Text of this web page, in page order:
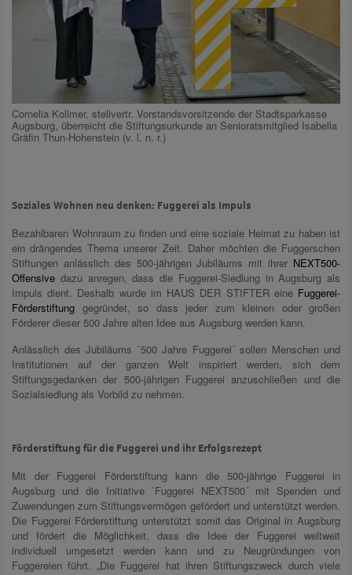
Cornelia Kollmer, stellvertr. Vorstandsvorsitzende der Stadtsparkasse
Augsburg, überreicht die Stiftungsurkunde an Senioratsmitglied Isabella
Gräfin Thun-Hohenstein (v. l. n. r.)
Soziales Wohnen neu denken: Fuggerei als Impuls
Bezahlbaren Wohnraum zu finden und eine soziale Heimat zu haben ist
ein drängendes Thema unserer Zeit. Daher möchten die Fuggerschen
Stiftungen anlässlich des 500-jährigen Jubiläums mit ihrer NEXT500-
Offensive dazu anregen, dass die Fuggerei-Siedlung in Augsburg als
Impuls dient. Deshalb wurde im HAUS DER STIFTER eine Fuggerei-
Förderstiftung gegründet, so dass jeder zum kleinen oder großen
Förderer dieser 500 Jahre alten Idee aus Augsburg werden kann.
Anlässlich des Jubiläums `500 Jahre Fuggerei´ sollen Menschen und
Institutionen auf der ganzen Welt inspiriert werden, sich dem
Stiftungsgedanken der 500-jährigen Fuggerei anzuschließen und die
Sozialsiedlung als Vorbild zu nehmen.
Förderstiftung für die Fuggerei und ihr Erfolgsrezept
Mit der Fuggerei Förderstiftung kann die 500-jährige Fuggerei in
Augsburg und die Initiative `Fuggerei NEXT500´ mit Spenden und
Zuwendungen zum Stiftungsvermögen gefördert und unterstützt werden.
Die Fuggerei Förderstiftung unterstützt somit das Original in Augsburg
und fördert die Möglichkeit, dass die Idee der Fuggerei weltweit
individuell umgesetzt werden kann und zu Neugründungen von
Fuggereien führt. „Die Fuggerei hat ihren Stiftungszweck durch viele